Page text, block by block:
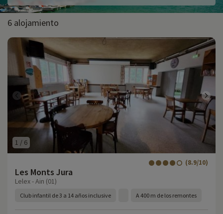
6 alojamiento
1 / 6
Les Monts Jura
(8.9/10)
Lelex - Ain (01)
Club infantil de 3 a 14 años inclusive A 400 m de los remontes